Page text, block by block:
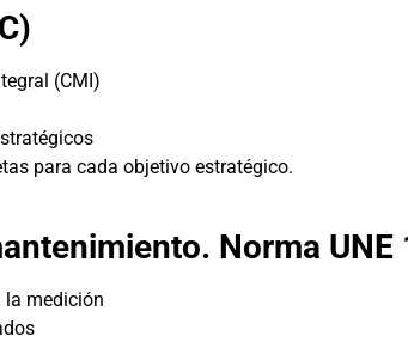
(CMI)
para cada objetivo estratégico.
Norma UNE
la medición